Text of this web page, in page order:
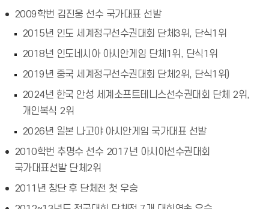
2009학번 김진웅 선수 국가대표 선발
2015년 인도 세계정구선수권대회 단체3위, 단식1위
2018년 인도네시아 아시안게임 단체1위, 단식1위
2019년 중국 세계정구선수권대회 단체2위, 단식1위)
2024년 한국 안성 세계소프트테니스선수권대회 단체 2위,
개인복식 2위
2026년 일본 나고야 아시안게임 국가대표 선발
2010학번 추명수 선수 2017년 아시아선수권대회
국가대표선발 단체2위
2011년 창단 후 단체전 첫 우승